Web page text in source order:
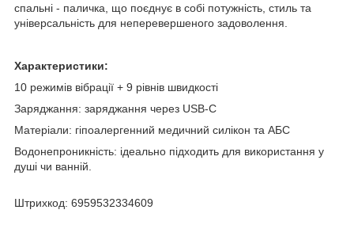
спальні - паличка, що поєднує в собі потужність, стиль та
універсальність для неперевершеного задоволення.
Характеристики:
10 режимів вібрації + 9 рівнів швидкості
Заряджання: заряджання через USB-C
Матеріали: гіпоалергенний медичний силікон та АБС
Водонепроникність: ідеально підходить для використання у
душі чи ванній.
Штрихкод: 6959532334609